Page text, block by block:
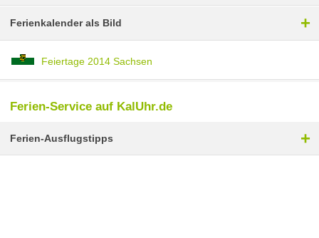
Ferienkalender als Bild +
Feiertage 2014 Sachsen
Ferien-Service auf KalUhr.de
Ferien-Ausflugstipps +